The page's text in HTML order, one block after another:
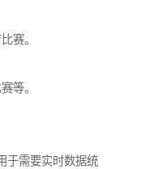
赛。
等。
于需要实时数据统